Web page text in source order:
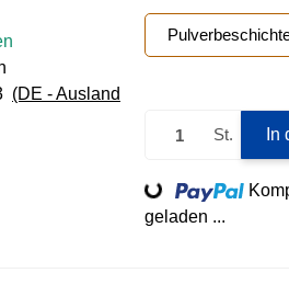
(DE - Ausland
St. In
Loading...
geladen ...